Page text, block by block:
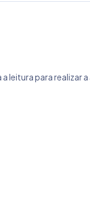
leitura para realizar